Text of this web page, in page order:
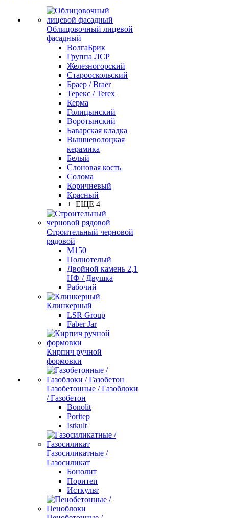
Облицовочный лицевой
фасадный
ВолгаБрик
Группа ЛСР
Железногорский
Старооскольский
Браер / Braer
Терекс / Terex
Керма
Голицынский
Воротынский
Баварская кладка
Вышневолоцкая
керамика
Белый
Слоновая кость
Солома
Коричневый
Красный
+ ЕЩЕ 4
Строительный черновой
рядовой
М150
Полнотелый
Двойной камень 2,1
НФ / Двушка
Рабочий
Клинкерный
LSR Group
Faber Jar
Кирпич ручной
формовки
Газобетонные / Газоблоки
/ Газобетон
Bonolit
Poritep
Istkult
Газосиликатные /
Газосиликат
Бонолит
Поритеп
Исткульт